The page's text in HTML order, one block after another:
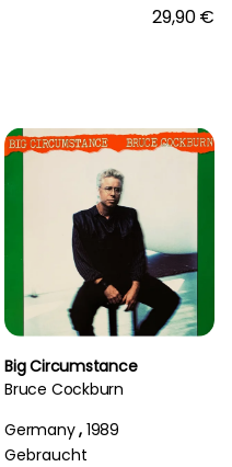
29,90 €
Big Circumstance
Bruce Cockburn
Germany, 1989
Gebraucht